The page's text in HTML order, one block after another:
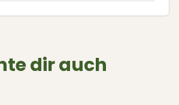
dir auch